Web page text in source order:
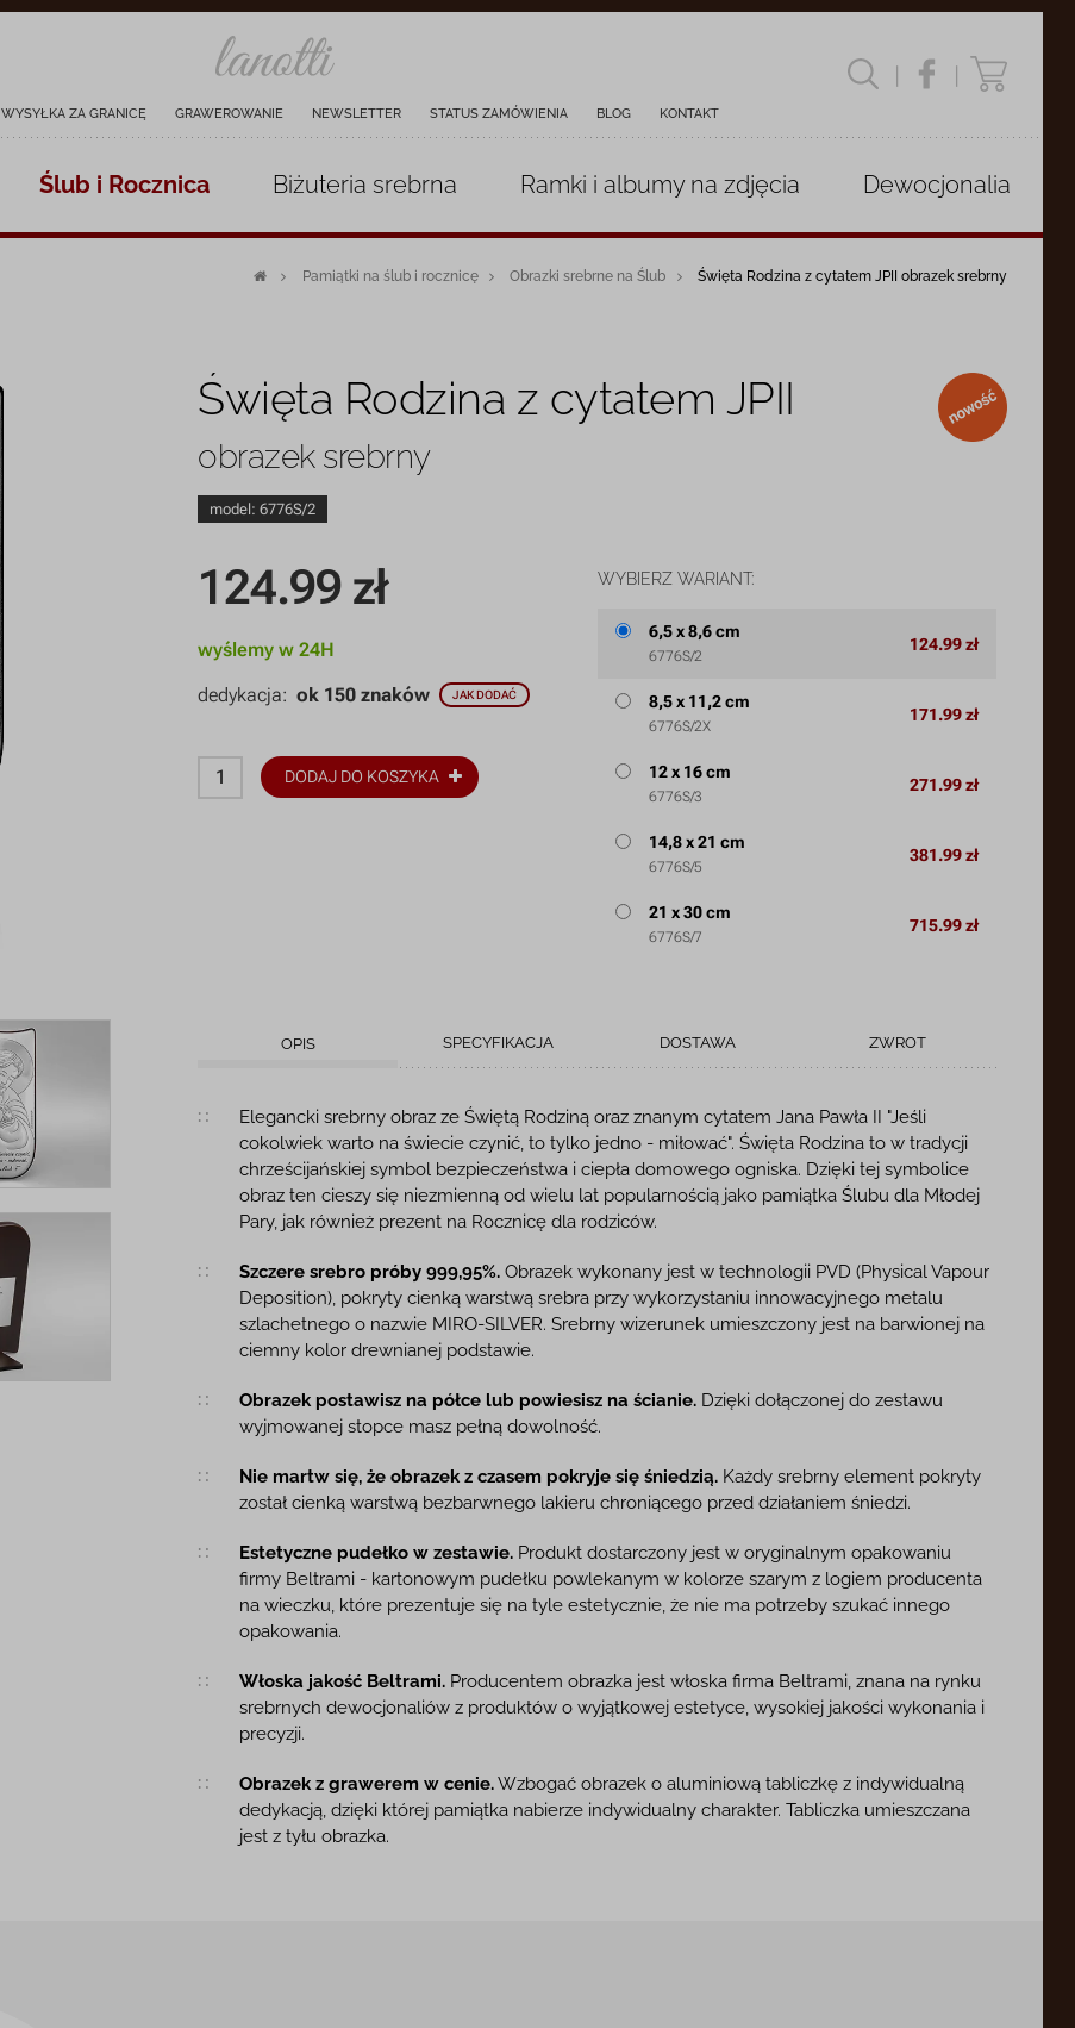
WYSYŁKA ZA GRANICĘ GRAWEROWANIE NEWSLETTER STATUS ZAMÓWIENIA BLOG KONTAKT
| |
Ślub i Rocznica Biżuteria srebrna Ramki i albumyna zdjęcia Dewocjonalia
Pamiątki na ślub i rocznicę Obrazki srebrne na Ślub Święta Rodzina z cytatem JPII obrazek srebrny
Święta Rodzina z cytatem JPII
obrazek srebrny
model:6776S/2
124.99 zł
wyślemy w 24H
dedykacja:ok 150 znaków JAK DODAĆ
DODAJ DO KOSZYKA
WYBIERZ WARIANT:
6,5 x 8,6 cm
6776S/2
124.99 zł
8,5 x 11,2 cm
6776S/2X
171.99 zł
12 x 16 cm
6776S/3
271.99 zł
14,8 x 21 cm
6776S/5
381.99 zł
21 x 30 cm
6776S/7
715.99 zł
OPIS SPECYFIKACJA DOSTAWA ZWROT
Opis produktu
Elegancki srebrny obraz ze Świętą Rodziną oraz znanym cytatem Jana Pawła II "Jeśli
cokolwiek warto na świecie czynić, to tylko jedno - miłować". Święta Rodzina to w tradycji
chrześcijańskiej symbol bezpieczeństwa i ciepła domowego ogniska. Dzięki tej symbolice
obraz ten cieszy się niezmienną od wielu lat popularnością jako pamiątka Ślubu dla Młodej
Pary, jak również prezent na Rocznicę dla rodziców.
Szczere srebro próby 999,95%. Obrazek wykonany jest w technologii PVD (Physical Vapour
Deposition), pokryty cienką warstwą srebra przy wykorzystaniu innowacyjnego metalu
szlachetnego o nazwie MIRO-SILVER. Srebrny wizerunek umieszczony jest na barwionej na
ciemny kolor drewnianej podstawie.
Obrazek postawisz na półce lub powiesisz na ścianie. Dzięki dołączonej do zestawu
wyjmowanej stopce masz pełną dowolność.
Nie martw się, że obrazek z czasem pokryje się śniedzią. Każdy srebrny element pokryty
został cienką warstwą bezbarwnego lakieru chroniącego przed działaniem śniedzi.
Estetyczne pudełko w zestawie. Produkt dostarczony jest w oryginalnym opakowaniu
firmy Beltrami - kartonowym pudełku powlekanym w kolorze szarym z logiem producenta
na wieczku, które prezentuje się na tyle estetycznie, że nie ma potrzeby szukać innego
opakowania.
Włoska jakość Beltrami. Producentem obrazka jest włoska firma Beltrami, znana na rynku
srebrnych dewocjonaliów z produktów o wyjątkowej estetyce, wysokiej jakości wykonania i
precyzji.
Obrazek z grawerem w cenie.Wzbogać obrazek o aluminiową tabliczkę z indywidualną
dedykacją, dzięki której pamiątka nabierze indywidualny charakter. Tabliczka umieszczana
jest z tyłu obrazka.